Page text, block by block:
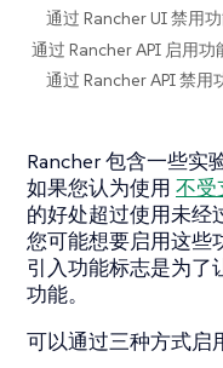
通过 Rancher UI 禁用
通过 Rancher API 启用功
通过 Rancher API 禁用
Rancher 包含一些实
如果您认为使用 不受
的好处超过使用未经
您可能想要启用这些
引入功能标志是为了
功能。
可以通过三种方式启